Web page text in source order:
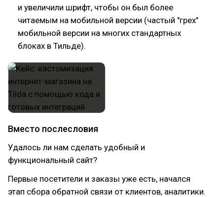
и увеличили шрифт, чтобы он был более
читаемым на мобильной версии (частый "грех"
мобильной версии на многих стандартных
блоках в Тильде).
Вместо послесловия
Удалось ли нам сделать удобный и
функциональный сайт?
Первые посетители и заказы уже есть, начался
этап сбора обратной связи от клиентов, аналитики.